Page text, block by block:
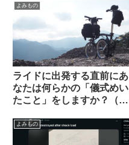
らも納得？
よみもの
ライドに出発する直前にあ
なたは何らかの「儀式めい
たこと」をしますか？（海
よみもの